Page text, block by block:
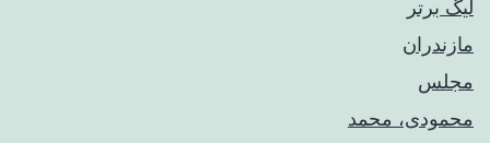
لیگ برتر
مازندران
مجلس
محمودی، محمد